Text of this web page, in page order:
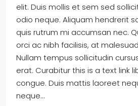
elit. Duis mollis et sem sed
odio neque. Aliquam hendrerit
quis rutrum mi accumsan nec.
orci ac nibh facilisis, at
Nullam tempus sollicitudin
erat. Curabitur this is a text link
congue. Duis mattis laoreet
neque...